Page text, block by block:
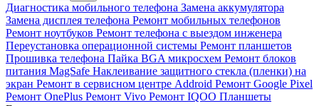
Диагностика мобильного телефона Замена аккумулятора
Замена дисплея телефона Ремонт мобильных телефонов
Ремонт ноутбуков Ремонт телефона с выездом инженера
Переустановка операционной системы Ремонт планшетов
Прошивка телефона Пайка BGA микросхем Ремонт блоков
питания MagSafe Наклеивание защитного стекла (пленки) на
экран Ремонт в сервисном центре Addroid Ремонт Google Pixel
Ремонт OnePlus Ремонт Vivo Ремонт IQOO Планшеты